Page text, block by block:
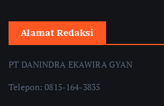
Alamat Redaksi
PT DANINDRA EKAWIRA GYAN
Telepon: 0815-164-3835